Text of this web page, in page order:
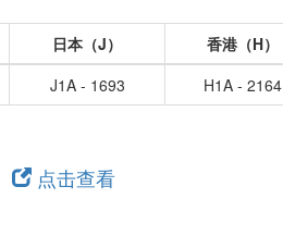
日本（J） 香港（H）
J1A - 1693
H1A - 2164
点击查看